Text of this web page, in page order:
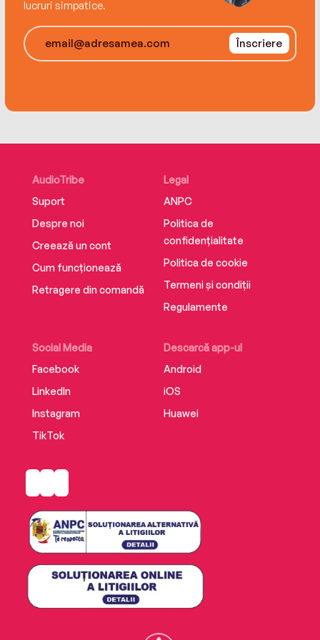
lucruri simpatice.
Înscriere
AudioTribe
Suport
Despre noi
Creează un cont
Cum funcționează
Retragere din comandă
Social Media
Facebook
LinkedIn
Instagram
TikTok
Descarcă app-ul
Android
iOS
Huawei
Legal
ANPC
Politica de
confidențialitate
Politica de cookie
Termeni și condiții
Regulamente